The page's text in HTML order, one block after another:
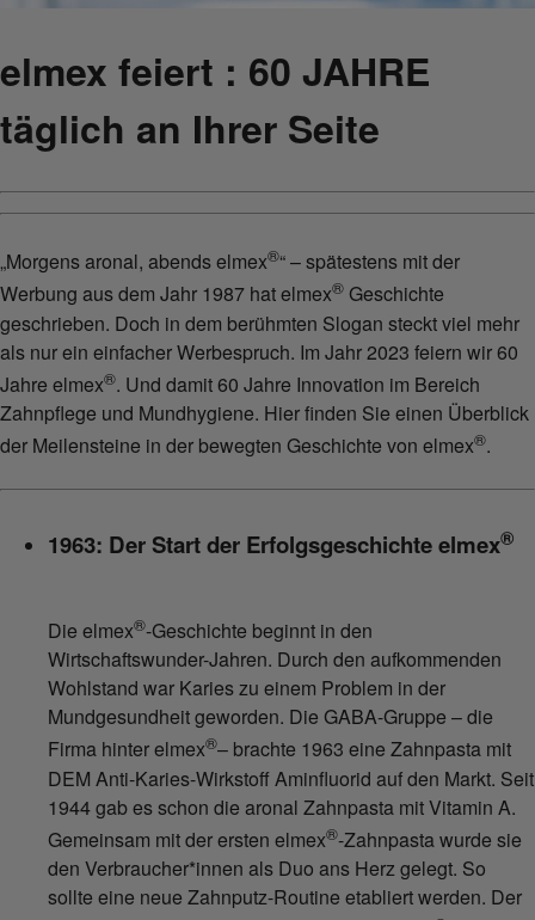
elmex feiert : 60 JAHRE
täglich an Ihrer Seite
„Morgens aronal, abends elmex®“ – spätestens mit der
Werbung aus dem Jahr 1987 hat elmex® Geschichte
geschrieben. Doch in dem berühmten Slogan steckt viel mehr
als nur ein einfacher Werbespruch. Im Jahr 2023 feiern wir 60
Jahre elmex®. Und damit 60 Jahre Innovation im Bereich
Zahnpflege und Mundhygiene. Hier finden Sie einen Überblick
der Meilensteine in der bewegten Geschichte von elmex®.
1963: Der Start der Erfolgsgeschichte elmex®
Die elmex®-Geschichte beginnt in den
Wirtschaftswunder-Jahren. Durch den aufkommenden
Wohlstand war Karies zu einem Problem in der
Mundgesundheit geworden. Die GABA-Gruppe – die
Firma hinter elmex®– brachte 1963 eine Zahnpasta mit
DEM Anti-Karies-Wirkstoff Aminfluorid auf den Markt. Seit
1944 gab es schon die aronal Zahnpasta mit Vitamin A.
Gemeinsam mit der ersten elmex®-Zahnpasta wurde sie
den Verbraucher*innen als Duo ans Herz gelegt. So
sollte eine neue Zahnputz-Routine etabliert werden. Der